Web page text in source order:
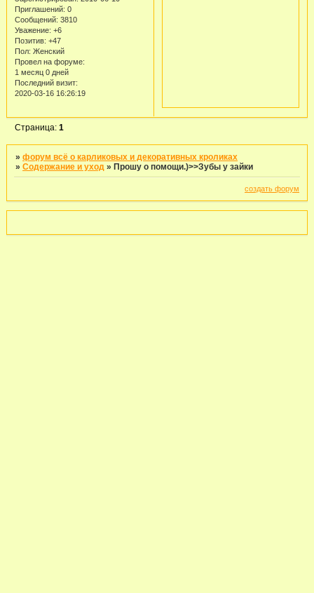
Приглашений: 0
Сообщений: 3810
Уважение: +6
Позитив: +47
Пол: Женский
Провел на форуме:
1 месяц 0 дней
Последний визит:
2020-03-16 16:26:19
Страница:1
»форум всё о карликовых и декоративных кроликах
»Содержание и уход »Прошу о помощи.)>>Зубы у зайки
создать форум